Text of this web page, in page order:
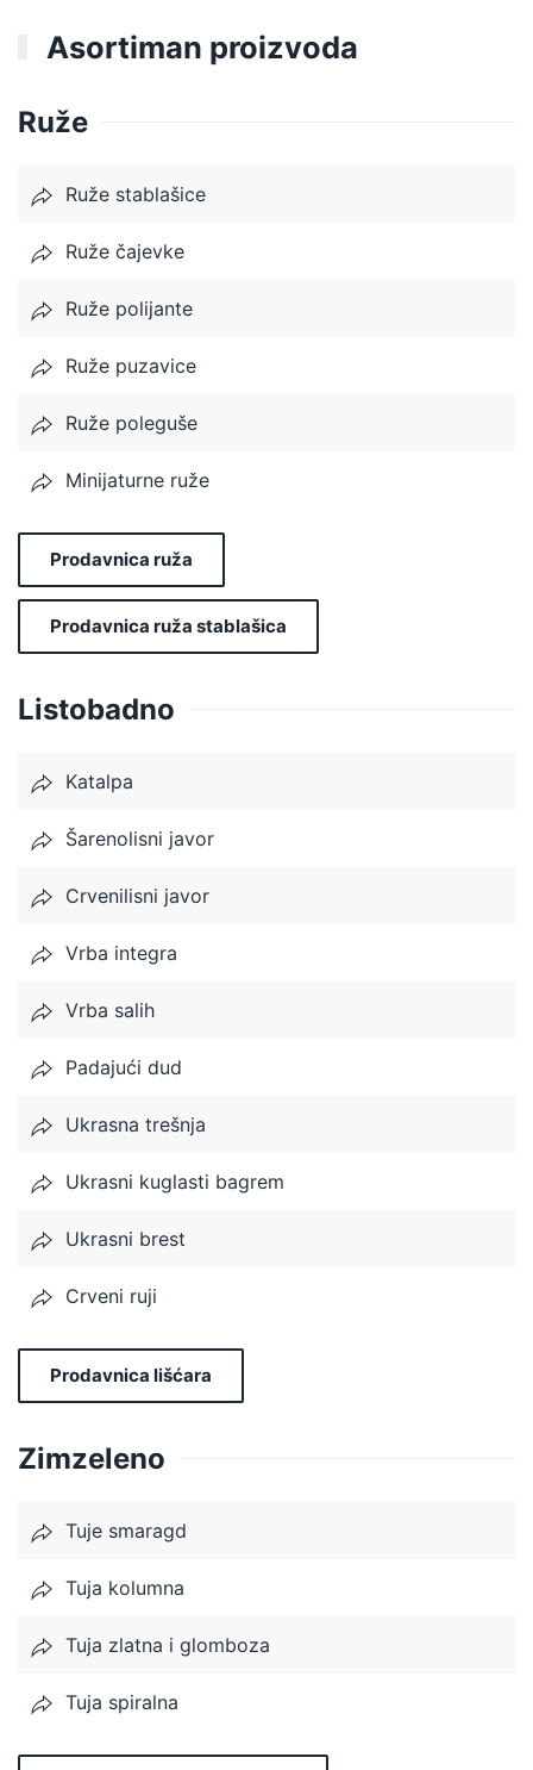
Asortiman proizvoda
Ruže
Ruže stablašice
Ruže čajevke
Ruže polijante
Ruže puzavice
Ruže poleguše
Minijaturne ruže
Prodavnica ruža
Prodavnica ruža stablašica
Listobadno
Katalpa
Šarenolisni javor
Crvenilisni javor
Vrba integra
Vrba salih
Padajući dud
Ukrasna trešnja
Ukrasni kuglasti bagrem
Ukrasni brest
Crveni ruji
Prodavnica lišćara
Zimzeleno
Tuje smaragd
Tuja kolumna
Tuja zlatna i glomboza
Tuja spiralna